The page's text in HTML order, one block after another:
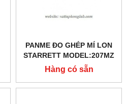
PANME ĐO GHÉP MÍ LON
STARRETT MODEL:207MZ
Hàng có sẵn